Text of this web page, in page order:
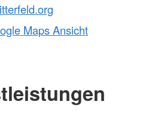
Maps Ansicht